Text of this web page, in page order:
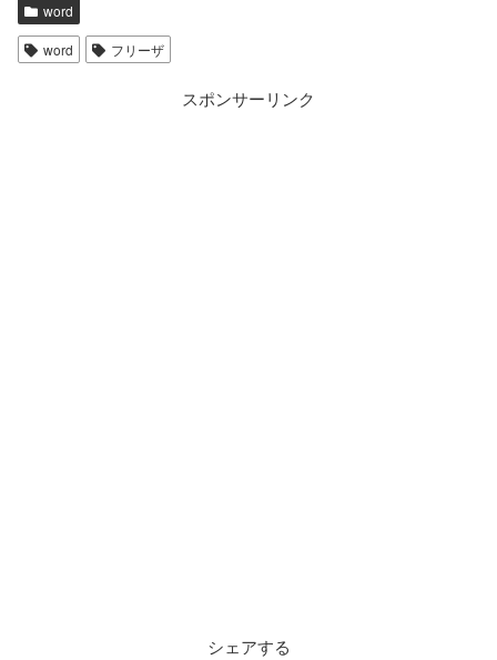
word
word フリーザ
スポンサーリンク
シェアする